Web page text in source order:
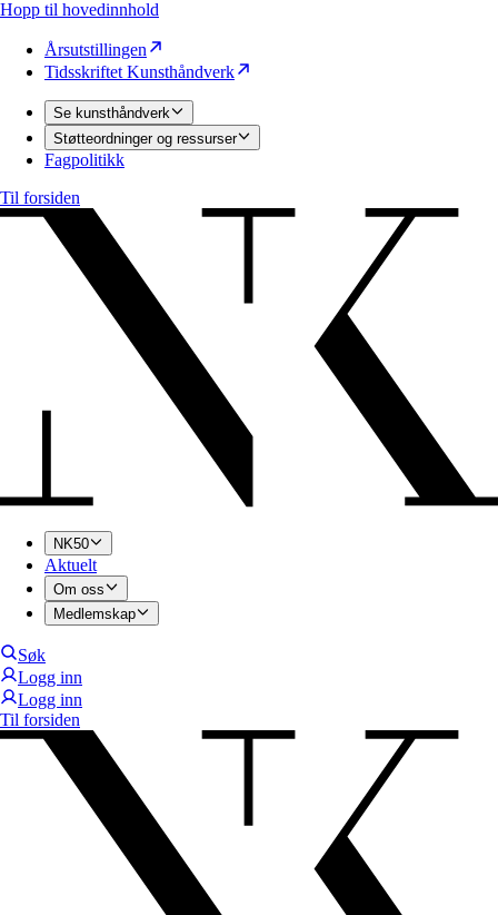
Hopp til hovedinnhold
Årsutstillingen
Tidsskriftet Kunsthåndverk
Se kunsthåndverk
Støtteordninger og ressurser
Fagpolitikk
Til forsiden
NK50
Aktuelt
Om oss
Medlemskap
Søk
Logg inn
Logg inn
Til forsiden